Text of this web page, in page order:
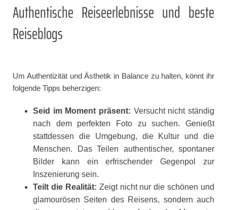
Authentische Reiseerlebnisse und beste
Reiseblogs
Um Authentizität und Ästhetik in Balance zu halten, könnt ihr
folgende Tipps beherzigen:
Seid im Moment präsent: Versucht nicht ständig
nach dem perfekten Foto zu suchen. Genießt
stattdessen die Umgebung, die Kultur und die
Menschen. Das Teilen authentischer, spontaner
Bilder kann ein erfrischender Gegenpol zur
Inszenierung sein.
Teilt die Realität: Zeigt nicht nur die schönen und
glamourösen Seiten des Reisens, sondern auch